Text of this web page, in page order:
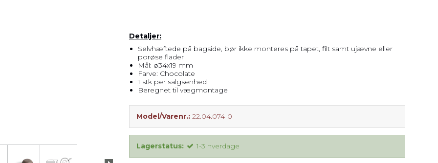
Detaljer:
Selvhæftede på bagside, bør ikke monteres på tapet, filt samt ujævne eller
porøse flader
Mål: ø34x19 mm
Farve: Chocolate
1 stk per salgsenhed
Beregnet til vægmontage
Model/Varenr.: 22.04.074-0
Lagerstatus: 1-3 hverdage